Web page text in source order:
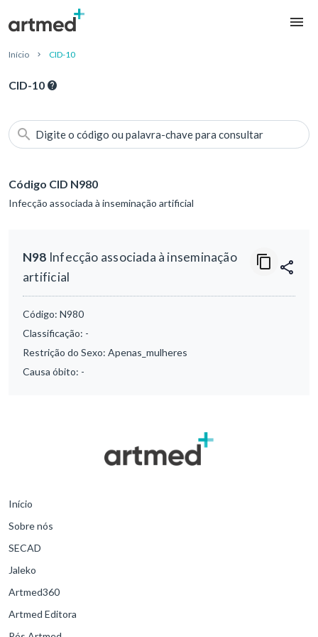
Início CID-10
CID-10
Digite o código ou palavra-chave para consultar
Código CID N980
Infecção associada à inseminação artificial
N98 Infecção associada à inseminação
artificial
Código: N980
Classificação: -
Restrição do Sexo: Apenas_mulheres
Causa óbito: -
Início
Sobre nós
SECAD
Jaleko
Artmed360
Artmed Editora